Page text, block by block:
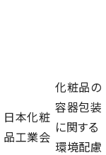
日本化粧
品工業会
化粧品の
容器包装
に関する
環境配慮